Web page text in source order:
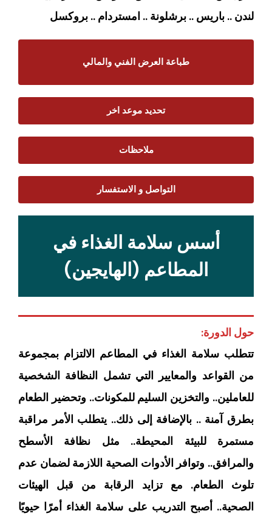
لندن .. باريس .. برشلونة .. امستردام .. بروكسل
طباعة العرض الفني والمالي
تحديد موعد اخر
ملاحظات
التواصل و الاستفسار
أسس سلامة الغذاء في
المطاعم (الهايجين)
حول الدورة:
تتطلب سلامة الغذاء في المطاعم الالتزام بمجموعة
من القواعد والمعايير التي تشمل النظافة الشخصية
للعاملين.. والتخزين السليم للمكونات.. وتحضير الطعام
بطرق آمنة .. بالإضافة إلى ذلك.. يتطلب الأمر مراقبة
مستمرة للبيئة المحيطة.. مثل نظافة الأسطح
والمرافق.. وتوافر الأدوات الصحية اللازمة لضمان عدم
تلوث الطعام. مع تزايد الرقابة من قبل الهيئات
الصحية.. أصبح التدريب على سلامة الغذاء أمرًا حيويًا